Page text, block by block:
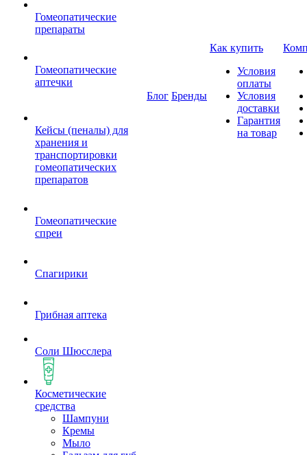
Гомеопатические
препараты
Гомеопатические
аптечки
Кейсы (пеналы) для
хранения и
транспортировки
гомеопатических
препаратов
Гомеопатические
спреи
Спагирики
Грибная аптека
Соли Шюсслера
Косметические
средства
Шампуни
Кремы
Мыло
Блог Бренды
Как купить
Условия
оплаты
Условия
доставки
Гарантия
на товар